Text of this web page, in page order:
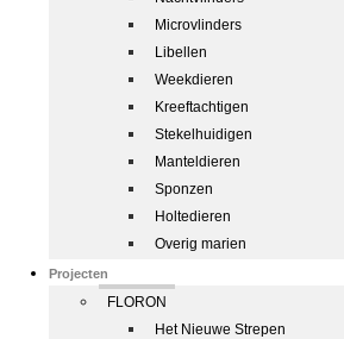
Microvlinders
Libellen
Weekdieren
Kreeftachtigen
Stekelhuidigen
Manteldieren
Sponzen
Holtedieren
Overig marien
Projecten
FLORON
Het Nieuwe Strepen